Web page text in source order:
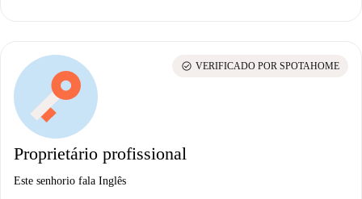
Proprietário profissional
Este senhorio fala Inglês
check_circle VERIFICADO POR SPOTAHOME